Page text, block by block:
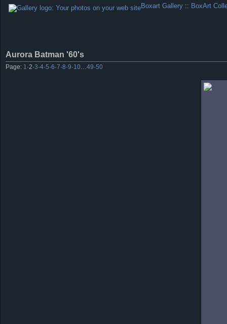
Boxart Gallery :: BoxArt
Aurora Batman '60's
Page: 1 ·2·3·4·5·6·7·8·9·10 49·50